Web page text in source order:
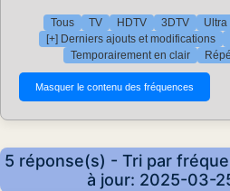
Tous TV HDTV 3DTV Ultra
[+] Derniers ajouts et modifications
Temporairement en clair
5 réponse(s) - Tri par
à jour: 2025-03-